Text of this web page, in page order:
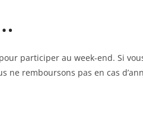
participer au week-end. Si vous
ne remboursons pas en cas